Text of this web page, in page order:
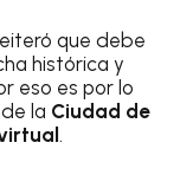
que debe
histórica y
eso es por lo
la Ciudad de
.